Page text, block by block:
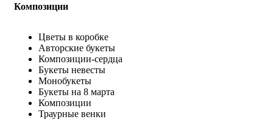
Композиции
Цветы в коробке
Авторские букеты
Композиции-сердца
Букеты невесты
Монобукеты
Букеты на 8 марта
Композиции
Траурные венки